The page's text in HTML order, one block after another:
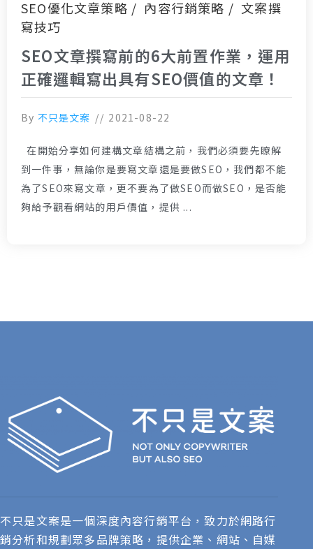
SEO優化文章策略 內容行銷策略
文案撰
寫技巧
SEO文章撰寫前的6大前置作業，運用
正確邏輯寫出具有SEO價值的文章！
By 不只是文案 2021-08-22
在開始分享如何建構文章結構之前，我們必須要先瞭解
到一件事，無論你是要寫文章還是要做SEO，我們都不能
為了SEO來寫文章，更不要為了做SEO而做SEO，是否能
夠給予觀看網站的用戶價值，提供 ...
不只是文案是一個深度內容行銷平台，致力於網路行
銷分析和規劃眾多品牌策略，提供企業、網站、自媒